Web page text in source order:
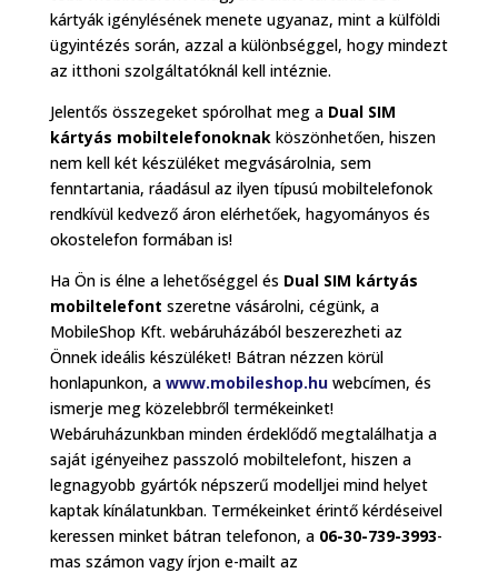
kártyák igénylésének menete ugyanaz, mint a külföldi
ügyintézés során, azzal a különbséggel, hogy mindezt
az itthoni szolgáltatóknál kell intéznie.
Jelentős összegeket spórolhat meg aDual SIM
kártyás mobiltelefonoknakköszönhetően, hiszen
nem kell két készüléket megvásárolnia, sem
fenntartania, ráadásul az ilyen típusú mobiltelefonok
rendkívül kedvező áron elérhetőek, hagyományos és
okostelefon formában is!
Ha Ön is élne a lehetőséggel és Dual SIM kártyás
mobiltelefont szeretne vásárolni, cégünk, a
MobileShop Kft. webáruházából beszerezheti az
Önnek ideális készüléket! Bátran nézzen körül
honlapunkon, a www.mobileshop.huwebcímen, és
ismerje meg közelebbről termékeinket!
Webáruházunkban minden érdeklődő megtalálhatja a
saját igényeihez passzoló mobiltelefont, hiszen a
legnagyobb gyártók népszerű modelljei mind helyet
kaptak kínálatunkban. Termékeinket érintő kérdéseivel
keressen minket bátran telefonon, a 06-30-739-3993-
mas számon vagy írjon e-mailt az